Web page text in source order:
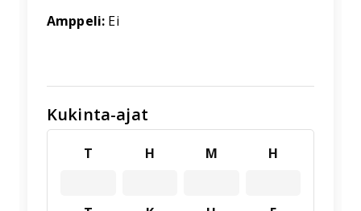
Amppeli: Ei
Kukinta-ajat
T H M H